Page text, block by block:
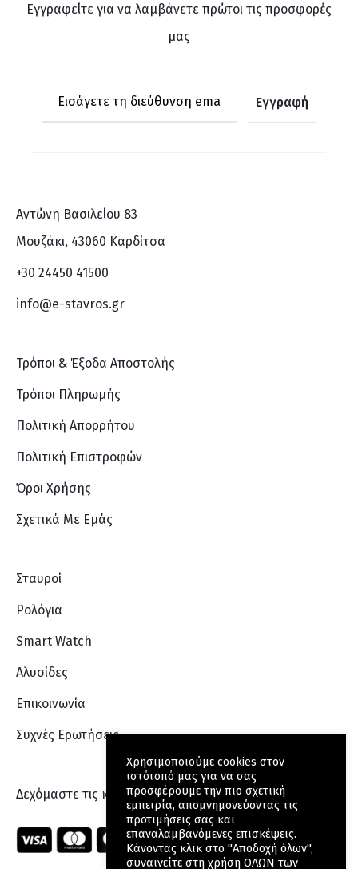
Εγγραφείτε για να λαμβάνετε πρώτοι τις προσφορές
μας
Αντώνη Βασιλείου 83
Μουζάκι, 43060 Καρδίτσα
+30 24450 41500
info@e-stavros.gr
Τρόποι & Έξοδα Αποστολής
Τρόποι Πληρωμής
Πολιτική Απορρήτου
Πολιτική Επιστροφών
Όροι Χρήσης
Σχετικά Με Eμάς
Σταυροί
Ρολόγια
Smart Watch
Αλυσίδες
Επικοινωνία
Συχνές Ερωτήσεις
Δεχόμαστε τις κάρτες:
Χρησιμοποιούμε cookies στον
ιστότοπό μας για να σας
προσφέρουμε την πιο σχετική
εμπειρία, απομνημονεύοντας τις
προτιμήσεις σας και
επαναλαμβανόμενες επισκέψεις.
Κάνοντας κλικ στο "Αποδοχή όλων",
συναινείτε στη χρήση ΟΛΩΝ των